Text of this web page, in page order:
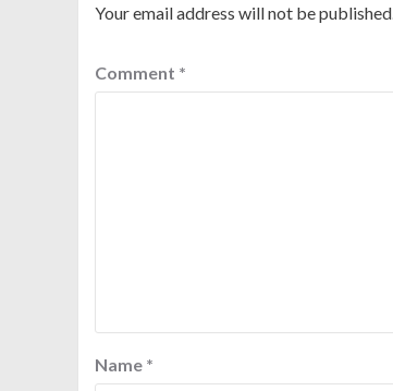
Your email address will not be published.
Comment *
Name *